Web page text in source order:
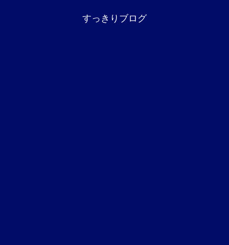
すっきりブログ